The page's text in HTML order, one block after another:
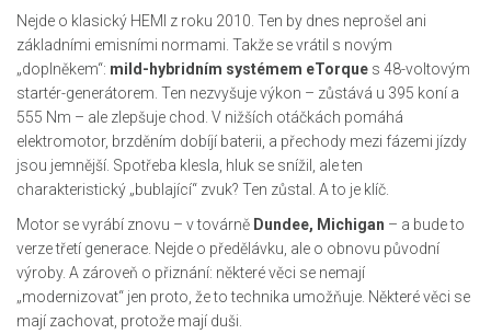
Nejde o klasický HEMI z roku 2010. Ten by dnes neprošel ani
základními emisními normami. Takže se vrátil s novým
„doplněkem“: mild-hybridním systémem eTorque s 48-voltovým
startér-generátorem. Ten nezvyšuje výkon – zůstává u 395 koní a
555 Nm – ale zlepšuje chod. V nižších otáčkách pomáhá
elektromotor, brzděním dobíjí baterii, a přechody mezi fázemi jízdy
jsou jemnější. Spotřeba klesla, hluk se snížil, ale ten
charakteristický „bublající“ zvuk? Ten zůstal. A to je klíč.
Motor se vyrábí znovu – v továrně Dundee, Michigan – a bude to
verze třetí generace. Nejde o předělávku, ale o obnovu původní
výroby. A zároveň o přiznání: některé věci se nemají
„modernizovat“ jen proto, že to technika umožňuje. Některé věci se
mají zachovat, protože mají duši.